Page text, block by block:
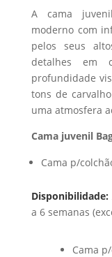
A cama
moderno com
pelos seus
detalhes em
profundidade
tons de
uma atmosfera
Cama juvenil
Cama p/
Disponibilidade:
a 6 semanas
Cama